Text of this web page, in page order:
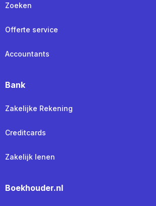
Zoeken
Offerte service
Accountants
Bank
Zakelijke Rekening
Creditcards
Zakelijk lenen
Boekhouder.nl